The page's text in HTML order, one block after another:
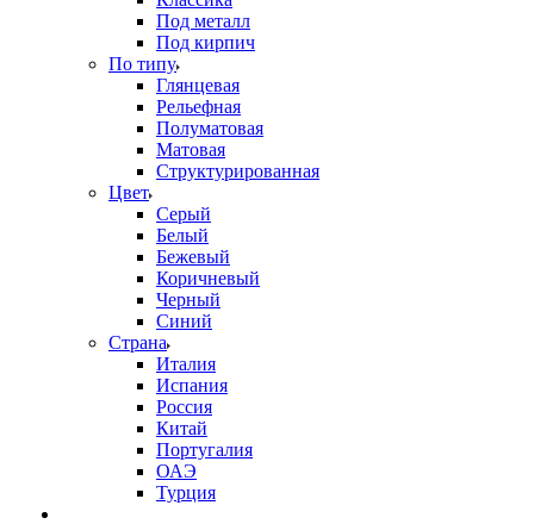
Под металл
Под кирпич
По типу
Глянцевая
Рельефная
Полуматовая
Матовая
Структурированная
Цвет
Серый
Белый
Бежевый
Коричневый
Черный
Синий
Страна
Италия
Испания
Россия
Китай
Португалия
ОАЭ
Турция